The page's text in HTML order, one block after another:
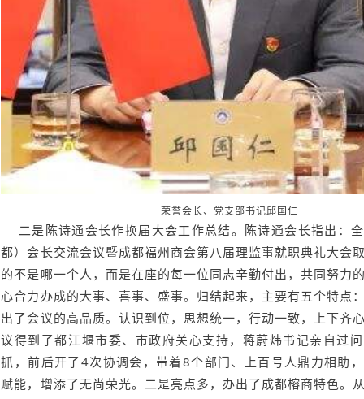
荣誉会长、党支部书记邱国仁
二是陈诗通会长作换届大会工作总结。陈诗通会长指出：
都）会长交流会议暨成都福州商会第八届理监事就职典礼大会
的不是哪一个人，而是在座的每一位同志辛勤付出，共同努力
心合力办成的大事、喜事、盛事。归结起来，主要有五个特点
出了会议的高品质。认识到位，思想统一，行动一致，上下齐
议得到了都江堰市委、市政府关心支持，蒋蔚炜书记亲自过
抓，前后开了4次协调会，带着8个部门、上百号人鼎力相助
赋能，增添了无尚荣光。二是亮点多，办出了成都榕商特色。